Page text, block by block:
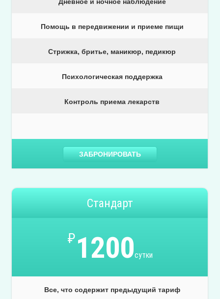
Дневное и ночное наблюдение
Помощь в передвижении и приеме пищи
Стрижка, бритье, маникюр, педикюр
Психологическая поддержка
Контроль приема лекарств
ЗАБРОНИРОВАТЬ
Стандарт
₽1200сутки
Все, что содержит предыдущий тариф